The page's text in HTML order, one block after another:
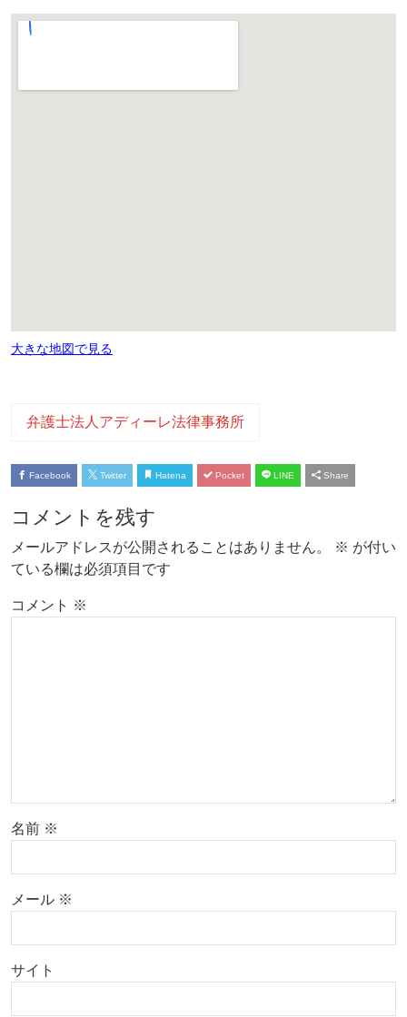
大きな地図で見る
弁護士法人アディーレ法律事務所
Facebook Twitter Hatena Pocket LINE Share
コメントを残す
メールアドレスが公開されることはありません。 ※ が付い
ている欄は必須項目です
コメント ※
名前 ※
メール ※
サイト